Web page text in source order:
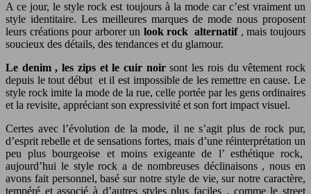
A ce jour, le style rock est toujours à la mode car c’est vraiment un
style identitaire. Les meilleures marques de mode nous proposent
leurs créations pour arborer un look rock alternatif, mais toujours
soucieux des détails, des tendances et du glamour.
Le denim , les zips et le cuir noirsont les rois du vêtement rock
depuis le tout début et il est impossible de les remettre en cause. Le
style rock imite la mode de la rue, celle portée par les gens ordinaires
et la revisite, appréciant son expressivité et son fort impact visuel.
Certes avec l’évolution de la mode, il ne s’agit plus de rock pur,
d’esprit rebelle et de sensations fortes, mais d’une réinterprétation un
peu plus bourgeoise et moins exigeante de l’ esthétique rock,
aujourd’hui le style rock a de nombreuses déclinaisons , nous en
avons fait personnel, basé sur notre style de vie, sur notre caractère,
tempéré et associé à d’autres styles plus faciles , comme le street